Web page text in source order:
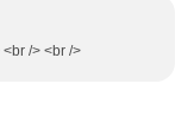
/> <br />